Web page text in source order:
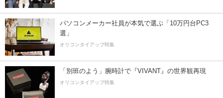
パソコンメーカー社員が本気で選ぶ「10万円台PC3
選」
オリコンタイアップ特集
「別班のよう」腕時計で『VIVANT』の世界観再現
オリコンタイアップ特集